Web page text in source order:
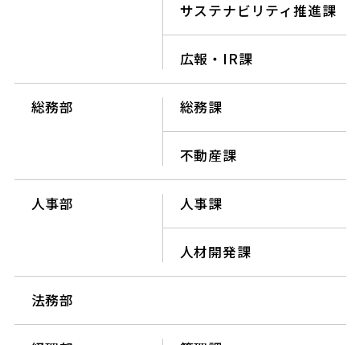
サステナビリティ推進課
広報・IR課
総務部 総務課
不動産課
人事部 人事課
人材開発課
法務部